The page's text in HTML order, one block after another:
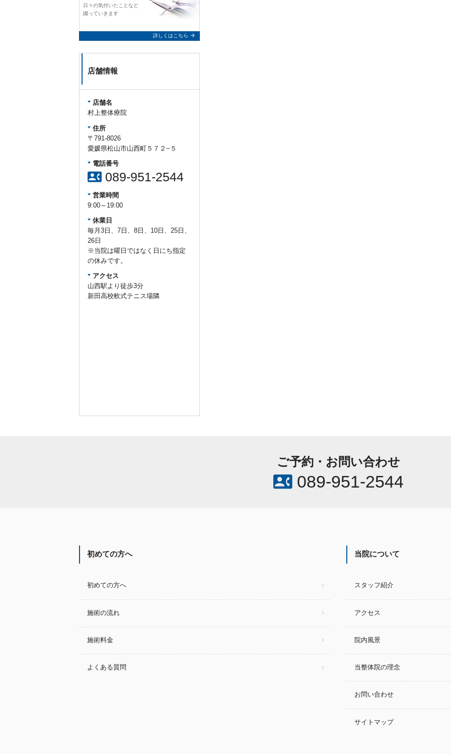
万博予約疲れた
日々の気付いたことなど
綴っていきます
詳しくはこちら arrow_forward
店舗情報
店舗名
村上整体療院
住所
〒791-8026
愛媛県松山市山西町５７２−５
電話番号
contact_phone 089-951-2544
営業時間
9:00～19:00
休業日
毎月3日、7日、8日、10日、25日、
26日
※当院は曜日ではなく日にち指定
の休みです。
アクセス
山西駅より徒歩3分
新田高校軟式テニス場隣
ご予約・お問い合わせ
contact_phone089-951-2544
初めての方へ
初めての方へ
施術の流れ
施術料金
よくある質問
当院について
スタッフ紹介
アクセス
院内風景
当整体院の理念
お問い合わせ
サイトマップ